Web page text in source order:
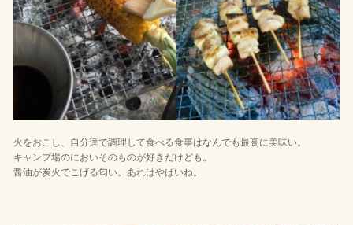
火をおこし、自分達で調理して食べる食事はなんでも最高に美味い。
キャンプ場のにおいそのものが好きだけども。
醤油が炭火でこげる匂い。あれはやばいね。